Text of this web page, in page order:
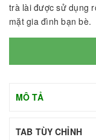
trà lài được sử dụng
mặt gia đình bạn bè.
MÔ TẢ
TAB TÙY CHỈNH